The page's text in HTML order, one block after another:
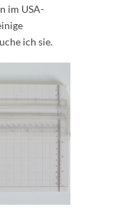
im USA-
ich sie.